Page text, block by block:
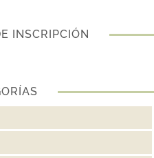
INSCRIPCIÓN